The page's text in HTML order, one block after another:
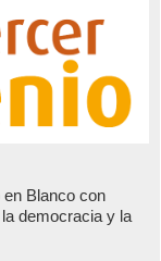
en Blanco con
democracia y la